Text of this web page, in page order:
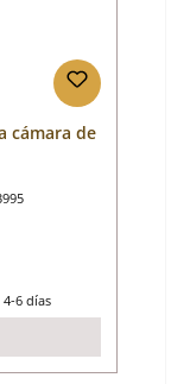
cámara de
6 días